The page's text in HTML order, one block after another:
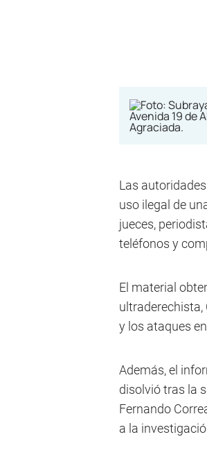
Las
uso ilegal de
jueces,
teléfonos y
El material
y los ataques
Además, el
disolvió tras la
Fernando
a la